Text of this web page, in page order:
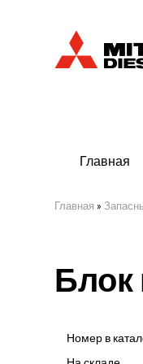
Главная
-
Главная »
Блок
Номер в